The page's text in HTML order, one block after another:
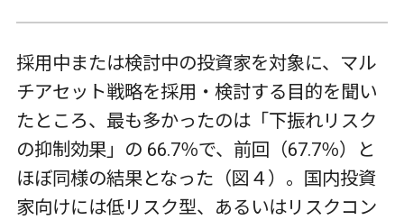
採用中または検討中の投資家を対象に、マル
チアセット戦略を採用・検討する目的を聞い
たところ、最も多かったのは「下振れリスク
の抑制効果」の 66.7％で、前回（67.7％）と
ほぼ同様の結果となった（図４）。国内投資
家向けには低リスク型、あるいはリスクコン